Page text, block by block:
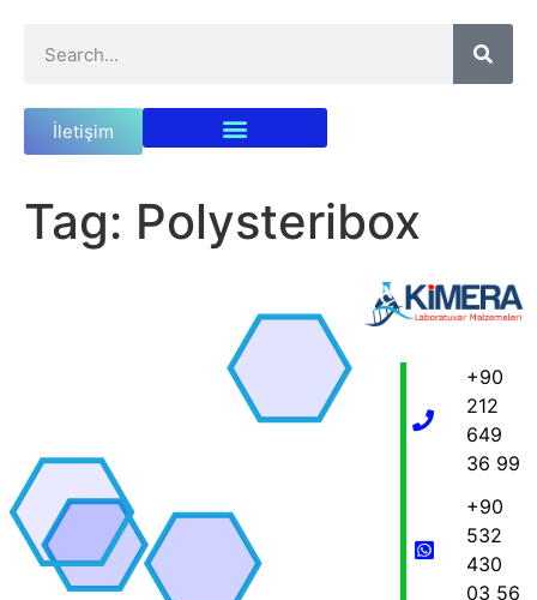
İletişim
Tag: Polysteribox
+90
212
649
36 99
+90
532
430
03 56